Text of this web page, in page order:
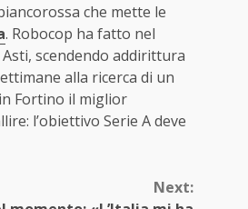
che mette le
. Robocop ha fatto nel
scendendo addirittura
alla ricerca di un
Fortino il miglior
l’obiettivo Serie A deve
Next: